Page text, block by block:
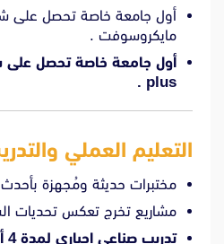
أول جامعة خاصة تحصل على
مايكروسوفت .
plus
.
التعليم العملي
مختبرات حديثة ومُجهزة بأحدث
مشاريع تخرج تعكس تحديات
تدريب صناعي إجباري لمدة 4 أشهر